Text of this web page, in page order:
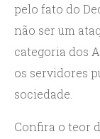
pelo fato do
não ser um
categoria dos
os servidores
sociedade.
Confira o teor